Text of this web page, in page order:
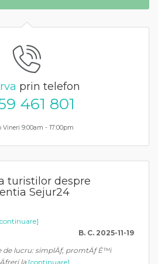
prin telefon
461 801
Vineri 9:00am - 17:00pm
turistilor despre
Sejur24
B. C. 2025-11-19
de lucru: simplÄƒ, promtÄƒ È™i
la [continuare]